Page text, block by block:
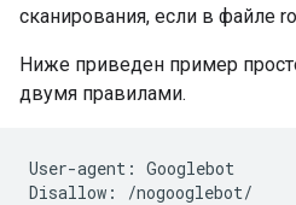
сканирования, если в файле
Ниже приведен пример
двумя правилами.
User-agent: Googlebot
Disallow: /nogooglebot/